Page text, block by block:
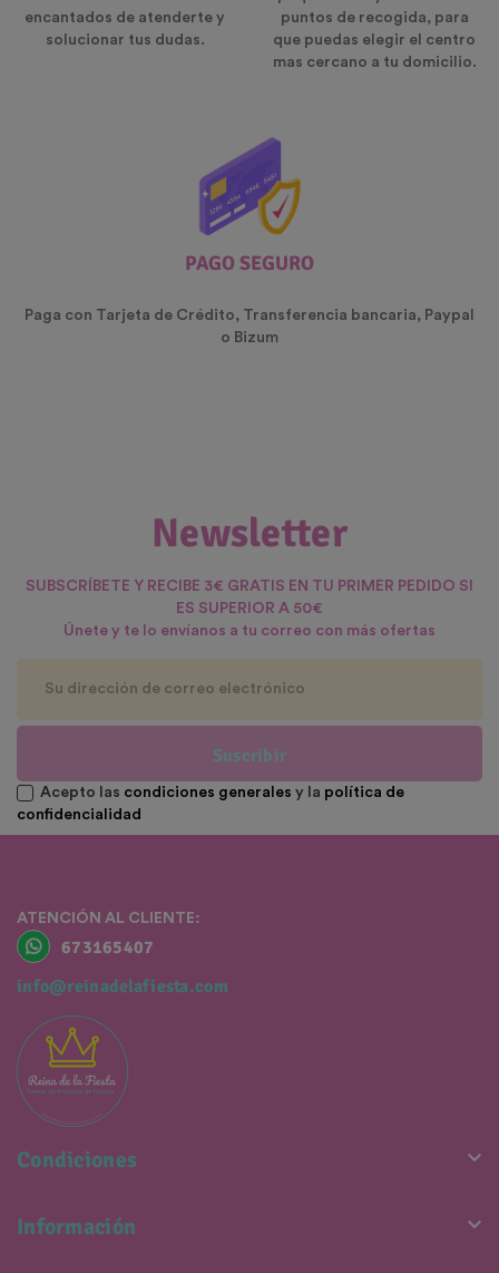
encantados de atenderte y
solucionar tus dudas.
puntos de recogida, para
que puedas elegir el centro
mas cercano a tu domicilio.
PAGO SEGURO
Paga con Tarjeta de Crédito, Transferencia bancaria, Paypal
o Bizum
Newsletter
SUBSCRÍBETE Y RECIBE 3€ GRATIS EN TU PRIMER PEDIDO SI
ES SUPERIOR A 50€
Únete y te lo envíanos a tu correo con más ofertas
Suscribir
Acepto las condiciones generales y la política de
confidencialidad
ATENCIÓN AL CLIENTE:
673165407
info@reinadelafiesta.com
Condiciones 
Información 